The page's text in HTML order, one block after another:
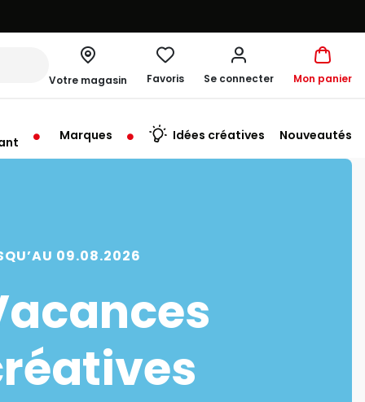
Votre magasin
à 19:30
Favoris Se connecter Mon panier
Marques Idées créatives Nouveautés
09.08.2026